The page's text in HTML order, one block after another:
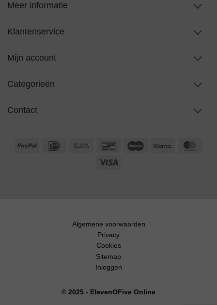
Meer informatie
Klantenservice
Mijn account
Categorieën
Contact
PayPal IDeal
Bank
BancontactMaestro Klarna
Algemene voorwaarden
Privacy
Cookies
Sitemap
Inloggen
© 2025 - ElevenOFive Online